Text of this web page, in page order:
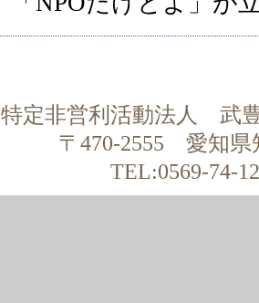
特定非営利活動法人 武
〒470-2555 愛知県
TEL:0569-74-